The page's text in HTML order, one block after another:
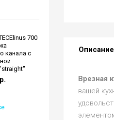
700
канала с
р.
Описание
Врезная
вашей